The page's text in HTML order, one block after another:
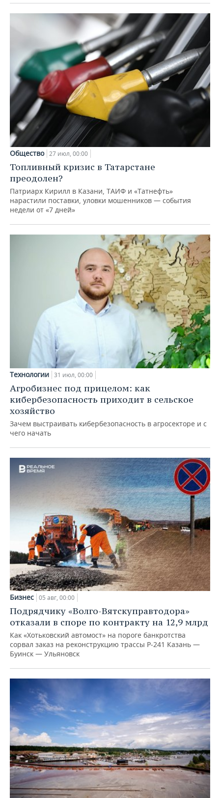
Общество 27 июл, 00:00
Топливный кризис в Татарстане
преодолен?
Патриарх Кирилл в Казани, ТАИФ и «Татнефть»
нарастили поставки, уловки мошенников — события
недели от «7 дней»
Технологии 31 июл, 00:00
Агробизнес под прицелом: как
кибербезопасность приходит в сельское
хозяйство
Зачем выстраивать кибербезопасность в агросекторе и с
чего начать
Бизнес 05 авг, 00:00
Подрядчику «Волго-Вятскуправтодора»
отказали в споре по контракту на 12,9 млрд
Как «Хотьковский автомост» на пороге банкротства
сорвал заказ на реконструкцию трассы Р‑241 Казань —
Буинск — Ульяновск